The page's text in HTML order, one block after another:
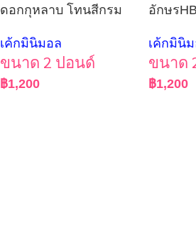
ดอกกุหลาบ โทนสีกรม
เค้กมินิมอล
ขนาด 2 ปอนด์
฿1,200
อักษร
เค้กมินิ
ขนาด
฿1,200